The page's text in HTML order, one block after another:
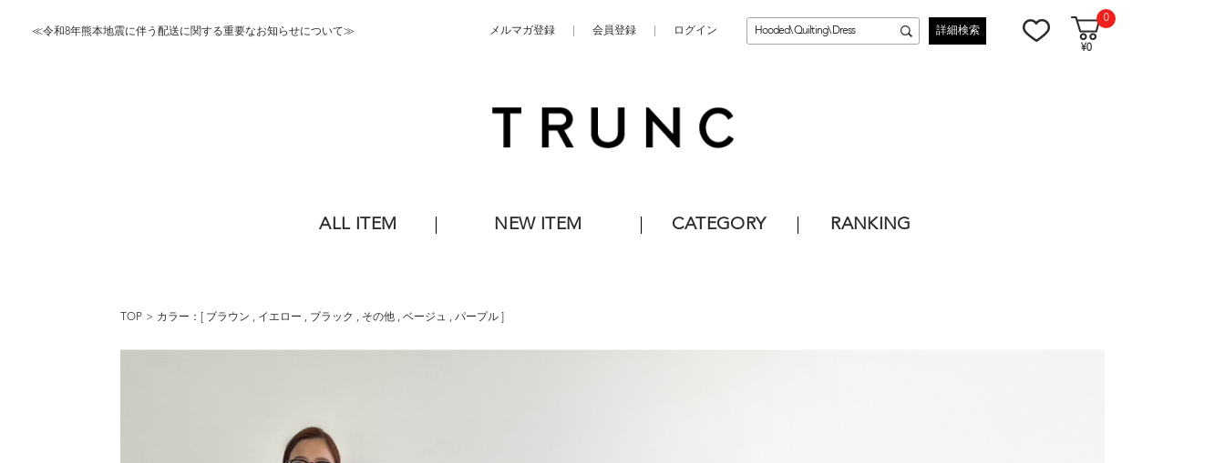
≪令和8年熊本地震に伴う配送に関する重要なお知らせについて≫ メルマガ登録 会員登録 ログイン 詳細検索
0
¥0
ALL ITEM NEW ITEM CATEGORY RANKING
TOP カラー：[ ブラウン , イエロー , ブラック , その他 , ベージュ , パープル